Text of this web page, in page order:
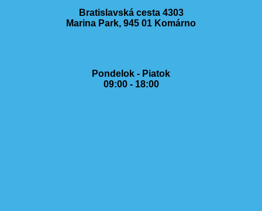
Bratislavská cesta 4303
Marina Park, 945 01 Komárno
Pondelok - Piatok
09:00 - 18:00